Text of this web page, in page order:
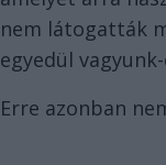
nem látogatták
egyedül
Erre azonban